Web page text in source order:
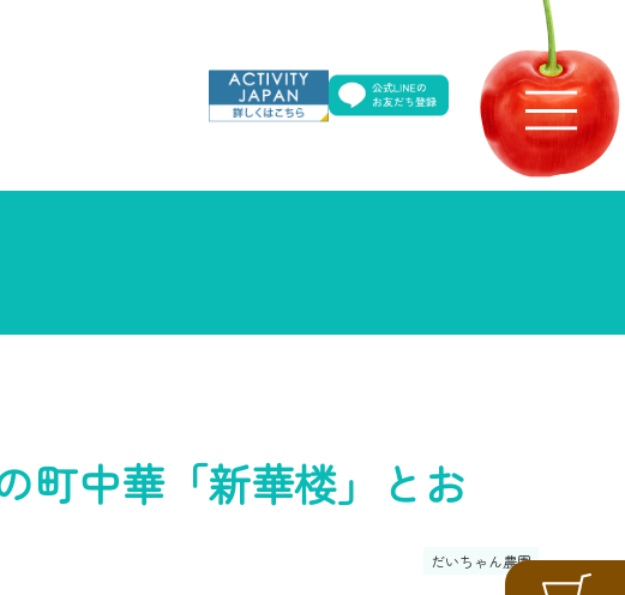
町中華「新華楼」とお
だいちゃん農園